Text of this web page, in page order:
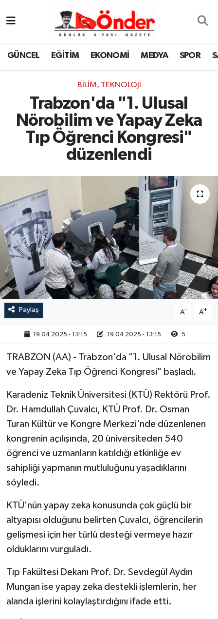
GÜNCEL EĞİTİM EKONOMİ MEDYA SPOR
BILIM, TEKNOLOJI
Trabzon'da "1. Ulusal
Nörobilim ve Yapay Zeka
Tıp Öğrenci Kongresi"
düzenlendi
Paylaş A- A+
19.04.2025 - 13:15 19.04.2025 - 13:15 5
TRABZON (AA) - Trabzon'da "1. Ulusal Nörobilim
ve Yapay Zeka Tıp Öğrenci Kongresi" başladı.
Karadeniz Teknik Üniversitesi (KTÜ) Rektörü Prof.
Dr. Hamdullah Çuvalcı, KTÜ Prof. Dr. Osman
Turan Kültür ve Kongre Merkezi'nde düzenlenen
kongrenin açılışında, 20 üniversiteden 540
öğrenci ve uzmanların katıldığı etkinliğe ev
sahipliği yapmanın mutluluğunu yaşadıklarını
söyledi.
KTÜ'nün yapay zeka konusunda çok güçlü bir
altyapısı olduğunu belirten Çuvalcı, öğrencilerin
gelişmesi için her türlü desteği vermeye hazır
olduklarını vurguladı.
Tıp Fakültesi Dekanı Prof. Dr. Sevdegül Aydın
Mungan ise yapay zeka destekli işlemlerin, her
alanda işlerini kolaylaştırdığını ifade etti.
GÜNCEL
MEDYA
SPOR
YAŞAM
RESMİ İLAN
Zonguldak Nöbetçi Eczaneler
Zonguldak Namaz Vakitleri
Zonguldak Trafik Yoğunluk Haritası
TFF 3.Lig 4.Grup Puan Durumu ve Fikstür
Tüm Manşetler
Haber Arşivi